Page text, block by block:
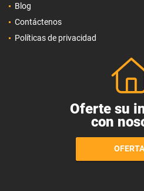
Blog
Contáctenos
Políticas de privacidad
Oferte su
con